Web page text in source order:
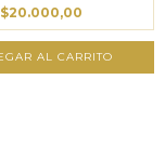
$20.000,00